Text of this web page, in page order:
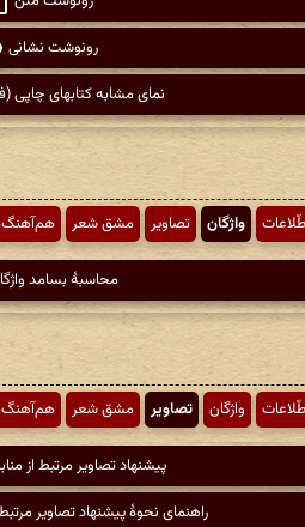
رونوشت نشانی
نمای مشابه کتابهای چاپی
واژگان تصاویر مشق شعر
محاسبهٔ بسامد
واژگان تصاویر مشق شعر
پیشنهاد تصاویر مرتبط از
راهنمای نحوهٔ پیشنهاد تصاویر